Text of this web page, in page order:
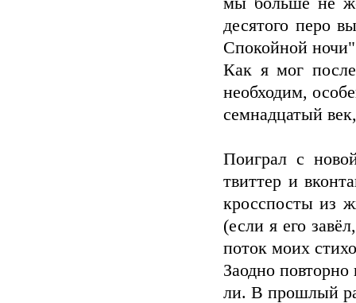
десятого перо
Спокойной
Как я мог
необходим,
семнадцатый
Поиграл с
твиттер и
кросспосты из
(если я его
поток моих
Заодно повторно
ли. В прошлый